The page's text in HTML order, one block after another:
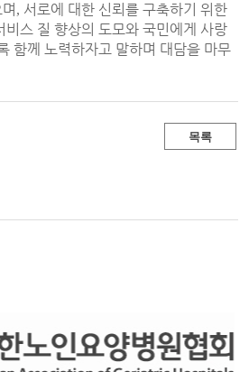
, 서로에 대한 신뢰를 구축하기 위한
비스 질 향상의 도모와 국민에게 사랑
함께 노력하자고 말하며 대담을 마무
목록